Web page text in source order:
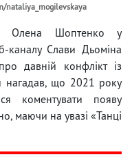
nataliya_mogilevskaya
Олена Шоптенко у
каналу Слави Дьоміна
давній конфлікт із
нагадав, що 2021 року
коментувати появу
маючи на увазі «Танці